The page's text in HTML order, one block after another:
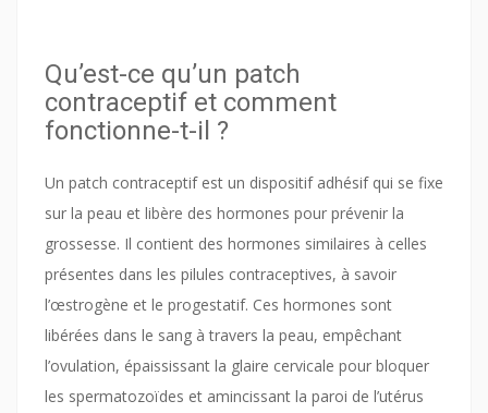
Qu’est-ce qu’un patch
contraceptif et comment
fonctionne-t-il ?
Un patch contraceptif est un dispositif adhésif qui se fixe
sur la peau et libère des hormones pour prévenir la
grossesse. Il contient des hormones similaires à celles
présentes dans les pilules contraceptives, à savoir
l’œstrogène et le progestatif. Ces hormones sont
libérées dans le sang à travers la peau, empêchant
l’ovulation, épaississant la glaire cervicale pour bloquer
les spermatozoïdes et amincissant la paroi de l’utérus